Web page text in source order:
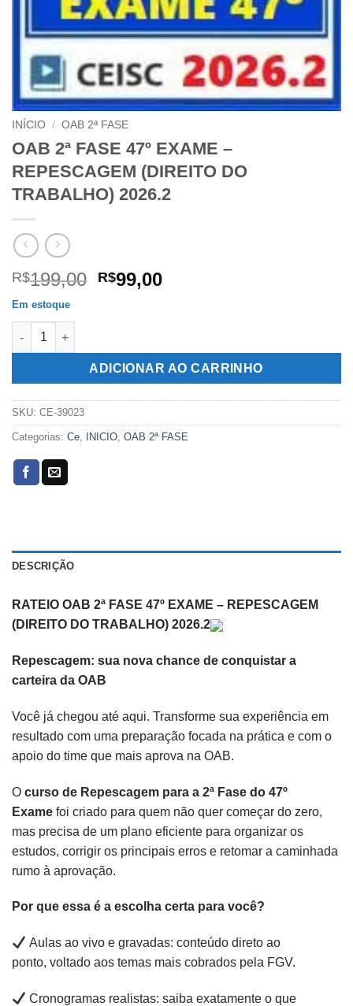
INÍCIO / OAB 2ª FASE
OAB 2ª FASE 47º EXAME –
REPESCAGEM (DIREITO DO
TRABALHO) 2026.2
R$199,00 O
R$199,00.
R$99,00O
R$99,00.
Em estoque
OAB 2ª FASE 47º EXAME – REPESCAGEM (DIREITO DO
ADICIONAR AO CARRINHO
SKU: CE-39023
Categorias: Ce, INICIO, OAB 2ª FASE
DESCRIÇÃO
RATEIO OAB 2ª FASE 47º EXAME – REPESCAGEM
(DIREITO DO TRABALHO) 2026.2
​Repescagem: sua nova chance de conquistar a
carteira da OAB
Você já chegou até aqui. Transforme sua experiência em
resultado com uma preparação focada na prática e com o
apoio do time que mais aprova na OAB.
O curso de Repescagem para a 2ª Fase do 47º
Exame foi criado para quem não quer começar do zero,
mas precisa de um plano eficiente para organizar os
estudos, corrigir os principais erros e retomar a caminhada
rumo à aprovação.
Por que essa é a escolha certa para você?
Aulas ao vivo e gravadas: conteúdo direto ao
ponto, voltado aos temas mais cobrados pela FGV.
Cronogramas realistas: saiba exatamente o que